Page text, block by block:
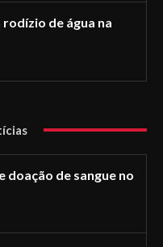
de água na
doação de sangue no